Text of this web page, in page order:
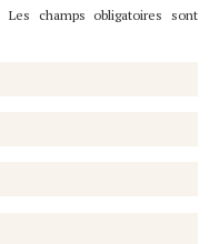
Les champs obligatoires sont